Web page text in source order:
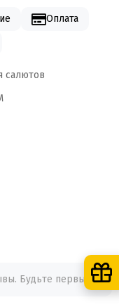
Оплата
салютов
Будьте первым!